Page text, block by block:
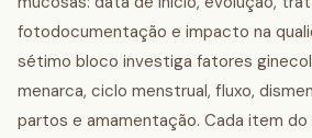
fotodocumentação e impacto na
sétimo bloco investiga fatores
menarca, ciclo menstrual, fluxo,
partos e amamentação. Cada item